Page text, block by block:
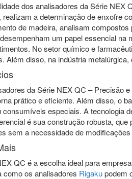
dos analisadores da Série NEX
realizam a determinação de enxofre
de madeira, analisam
um papel essencial na
No setor químico e
Além disso, na indústria
da Série NEX QC – Precisão
prático e eficiente. Além disso, o
consumíveis especiais. A tecnologia
é sua construção robusta,
sem a necessidade de
QC é a escolha ideal para
como os analisadores Rigakupodem